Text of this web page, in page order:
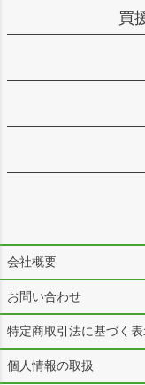
買
会社概要
お問い合わせ
特定商取引法に基づく
個人情報の取扱